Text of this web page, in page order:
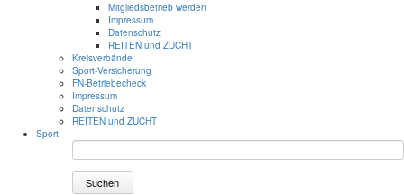
Mitgliedsbetrieb werden
Impressum
Datenschutz
REITEN und ZUCHT
Kreisverbände
Sport-Versicherung
FN-Betriebecheck
Impressum
Datenschutz
REITEN und ZUCHT
Sport
Suchen